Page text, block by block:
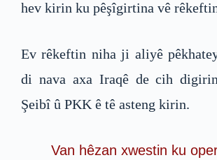
hev kirin ku pêşîgirtina vê
Ev rêkeftin niha ji aliyê
di nava axa Iraqê de cih
Şeibî û PKK ê tê asteng kirin.
Van hêzan xwestin ku